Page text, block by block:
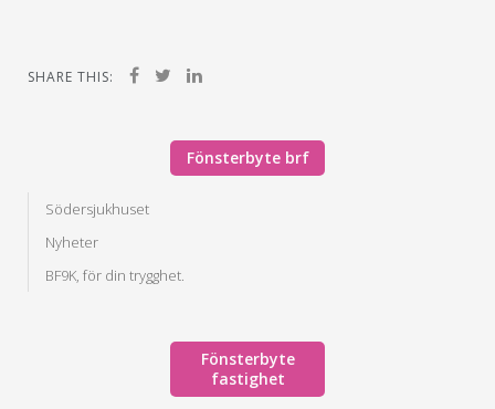
SHARE THIS:
Fönsterbyte brf
Södersjukhuset
Nyheter
BF9K, för din trygghet.
Fönsterbyte
fastighet